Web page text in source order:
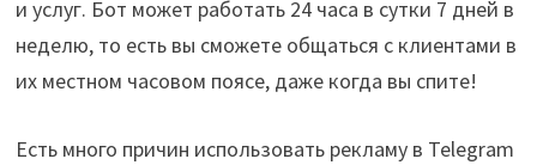
и услуг. Бот может работать 24 часа в сутки 7 дней в
неделю, то есть вы сможете общаться с клиентами в
их местном часовом поясе, даже когда вы спите!
Есть много причин использовать рекламу в Telegram